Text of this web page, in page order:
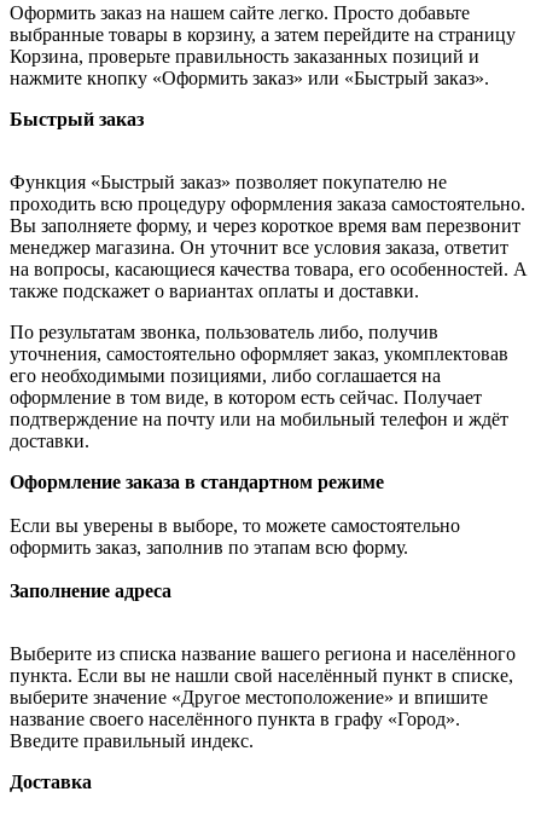
Оформить заказ на нашем сайте легко. Просто добавьте
выбранные товары в корзину, а затем перейдите на страницу
Корзина, проверьте правильность заказанных позиций и
нажмите кнопку «Оформить заказ» или «Быстрый заказ».
Быстрый заказ
Функция «Быстрый заказ» позволяет покупателю не
проходить всю процедуру оформления заказа самостоятельно.
Вы заполняете форму, и через короткое время вам перезвонит
менеджер магазина. Он уточнит все условия заказа, ответит
на вопросы, касающиеся качества товара, его особенностей. А
также подскажет о вариантах оплаты и доставки.
По результатам звонка, пользователь либо, получив
уточнения, самостоятельно оформляет заказ, укомплектовав
его необходимыми позициями, либо соглашается на
оформление в том виде, в котором есть сейчас. Получает
подтверждение на почту или на мобильный телефон и ждёт
доставки.
Оформление заказа в стандартном режиме
Если вы уверены в выборе, то можете самостоятельно
оформить заказ, заполнив по этапам всю форму.
Заполнение адреса
Выберите из списка название вашего региона и населённого
пункта. Если вы не нашли свой населённый пункт в списке,
выберите значение «Другое местоположение» и впишите
название своего населённого пункта в графу «Город».
Введите правильный индекс.
Доставка